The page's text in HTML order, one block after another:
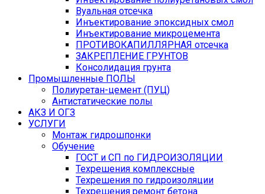
Вуальная отсечка
Инъектирование эпоксидных смол
Инъектирование микроцемента
ПРОТИВОКАПИЛЛЯРНАЯ отсечка
ЗАКРЕПЛЕНИЕ ГРУНТОВ
Консолидация грунта
Промышленные ПОЛЫ
Полиуретан-цемент (ПУЦ)
Антистатические полы
АКЗ И ОГЗ
УСЛУГИ
Монтаж гидрошпонки
Обучение
ГОСТ и СП по ГИДРОИЗОЛЯЦИИ
Техрешения комплексные
Техрешения по гидроизоляции
Техрешения ремонт бетона